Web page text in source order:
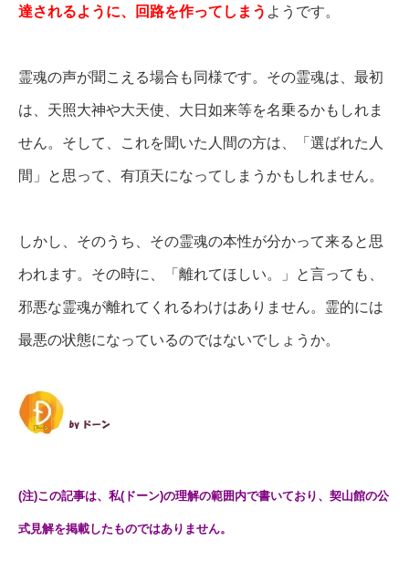
達されるように、回路を作ってしまう ようです。
霊魂の声が聞こえる場合も同様です。 その霊魂は、最初
は、天照大神や大天使、大日如来等を名乗るかもしれま
せん。そして、これを聞いた人間の方は、「選ばれた人
間」と思って、有頂天になってしまうかもしれません。
しかし、そのうち、その霊魂の本性が分かって来ると思
われます。 その時に、「離れてほしい。」と言っても、
邪悪な霊魂が離れてくれるわけはありません。 霊的には
最悪の状態になっているのではないでしょうか。
(注)この記事は、私(ドーン)の理解の範囲内で書いており、契山館の公
式見解を掲載したものではありません。